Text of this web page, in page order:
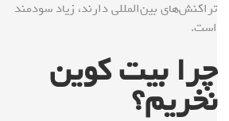
تراکنش‌های بین‌المللی دارند، زیاد سودمند
است.
چرا بیت کوین
نخریم؟